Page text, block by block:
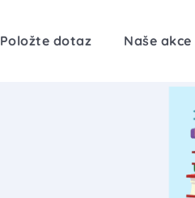
Položte dotaz Naše akce